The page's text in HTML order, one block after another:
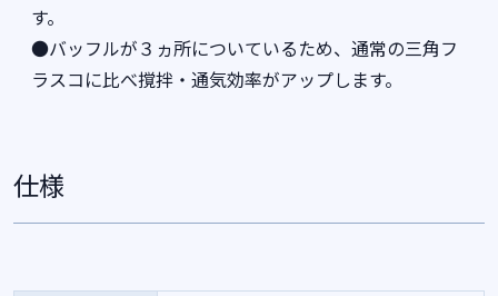
す。
●バッフルが３ヵ所についているため、通常の三角フ
ラスコに比べ撹拌・通気効率がアップします。
仕様